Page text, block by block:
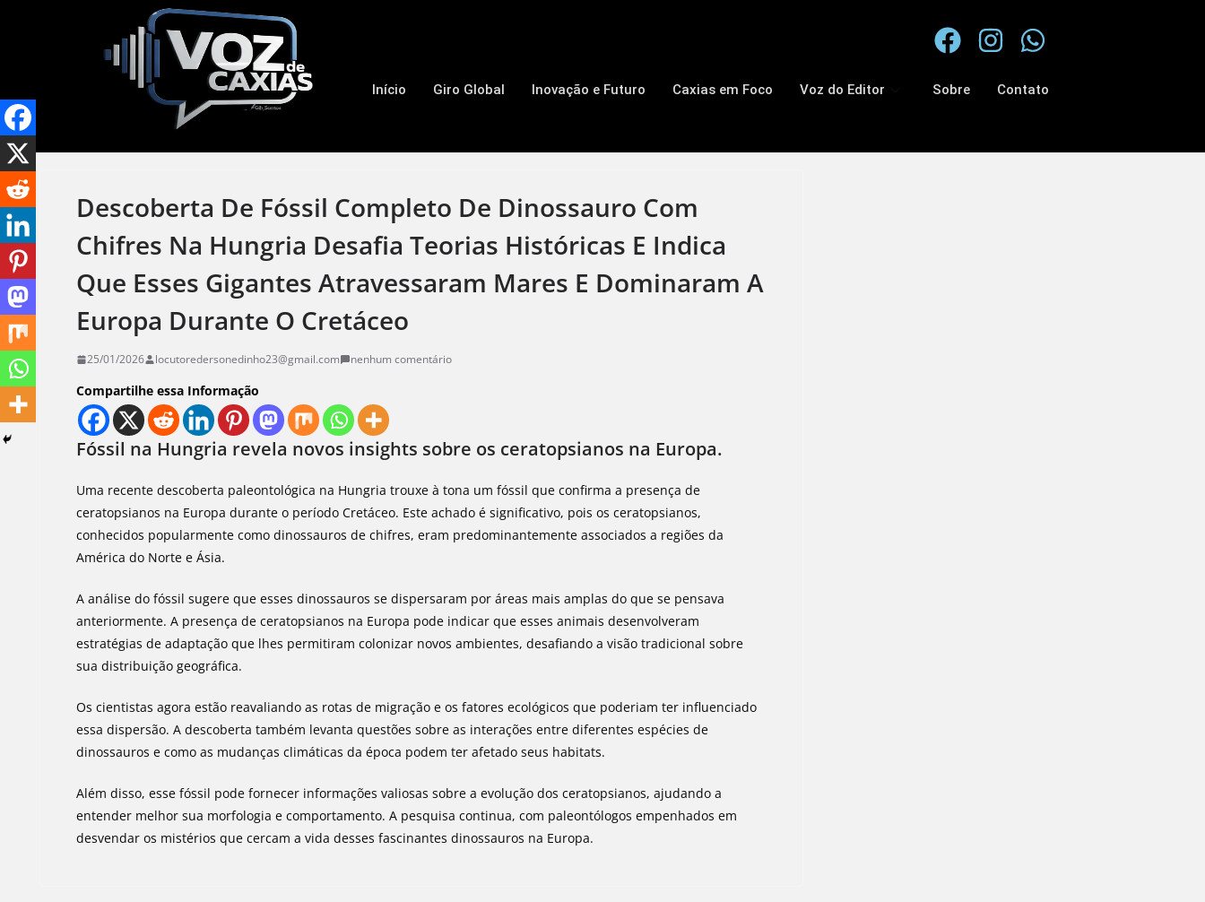
Início Giro Global Inovação e Futuro Caxias em Foco Voz do Editor Sobre Contato
Descoberta De Fóssil Completo De Dinossauro Com
Chifres Na Hungria Desafia Teorias Históricas E Indica
Que Esses Gigantes Atravessaram Mares E Dominaram A
Europa Durante O Cretáceo
25/01/2026 locutoredersonedinho23@gmail.com nenhum comentário
Compartilhe essa Informação
Fóssil na Hungria revela novos insights sobre os ceratopsianos na Europa.
Uma recente descoberta paleontológica na Hungria trouxe à tona um fóssil que confirma a presença de
ceratopsianos na Europa durante o período Cretáceo. Este achado é significativo, pois os ceratopsianos,
conhecidos popularmente como dinossauros de chifres, eram predominantemente associados a regiões da
América do Norte e Ásia.
A análise do fóssil sugere que esses dinossauros se dispersaram por áreas mais amplas do que se pensava
anteriormente. A presença de ceratopsianos na Europa pode indicar que esses animais desenvolveram
estratégias de adaptação que lhes permitiram colonizar novos ambientes, desafiando a visão tradicional sobre
sua distribuição geográfica.
Os cientistas agora estão reavaliando as rotas de migração e os fatores ecológicos que poderiam ter influenciado
essa dispersão. A descoberta também levanta questões sobre as interações entre diferentes espécies de
dinossauros e como as mudanças climáticas da época podem ter afetado seus habitats.
Além disso, esse fóssil pode fornecer informações valiosas sobre a evolução dos ceratopsianos, ajudando a
entender melhor sua morfologia e comportamento. A pesquisa continua, com paleontólogos empenhados em
desvendar os mistérios que cercam a vida desses fascinantes dinossauros na Europa.